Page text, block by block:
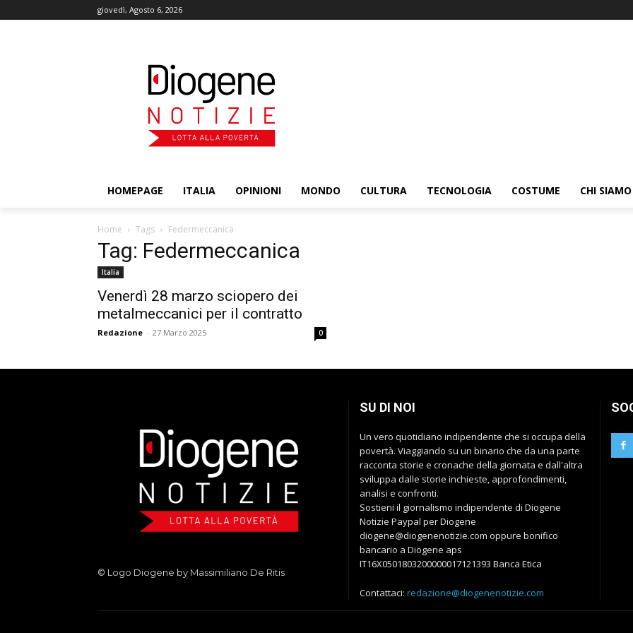
giovedì, Agosto 6, 2026
HOMEPAGE ITALIA OPINIONI MONDO CULTURA TECNOLOGIA COSTUME CHI SIAMO
Home Tags Federmeccanica
Tag: Federmeccanica
Italia
Venerdì 28 marzo sciopero dei
metalmeccanici per il contratto
Redazione - 27 Marzo 2025 0
© Logo Diogene by Massimiliano De Ritis
SU DI NOI
Un vero quotidiano indipendente che si occupa della
povertà. Viaggiando su un binario che da una parte
racconta storie e cronache della giornata e dall'altra
sviluppa dalle storie inchieste, approfondimenti,
analisi e confronti.
Sostieni il giornalismo indipendente di Diogene
Notizie Paypal per Diogene
diogene@diogenenotizie.com oppure bonifico
bancario a Diogene aps
IT16X0501803200000017121393 Banca Etica
Contattaci: redazione@diogenenotizie.com